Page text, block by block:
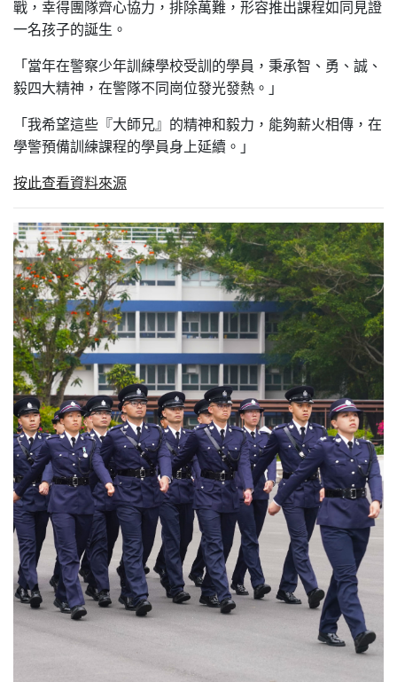
戰，幸得團隊齊心協力，排除萬難，形容推出課程如同見證
一名孩子的誕生。
「當年在警察少年訓練學校受訓的學員，秉承智、勇、誠、
毅四大精神，在警隊不同崗位發光發熱。」
「我希望這些『大師兄』的精神和毅力，能夠薪火相傳，在
學警預備訓練課程的學員身上延續。」
按此查看資料來源